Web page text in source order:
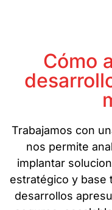
Cómo
Trabajamos con
nos permite
implantar
estratégico y base
desarrollos